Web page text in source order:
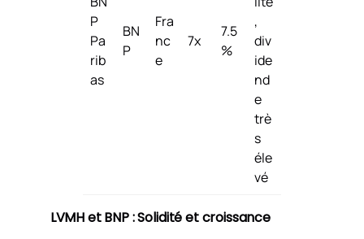
P
Pa
rib
as
BN
P
Fra
nc
e
7x
7.5
%
,
div
ide
nd
e
trè
s
éle
vé
LVMH et BNP : Solidité et croissance